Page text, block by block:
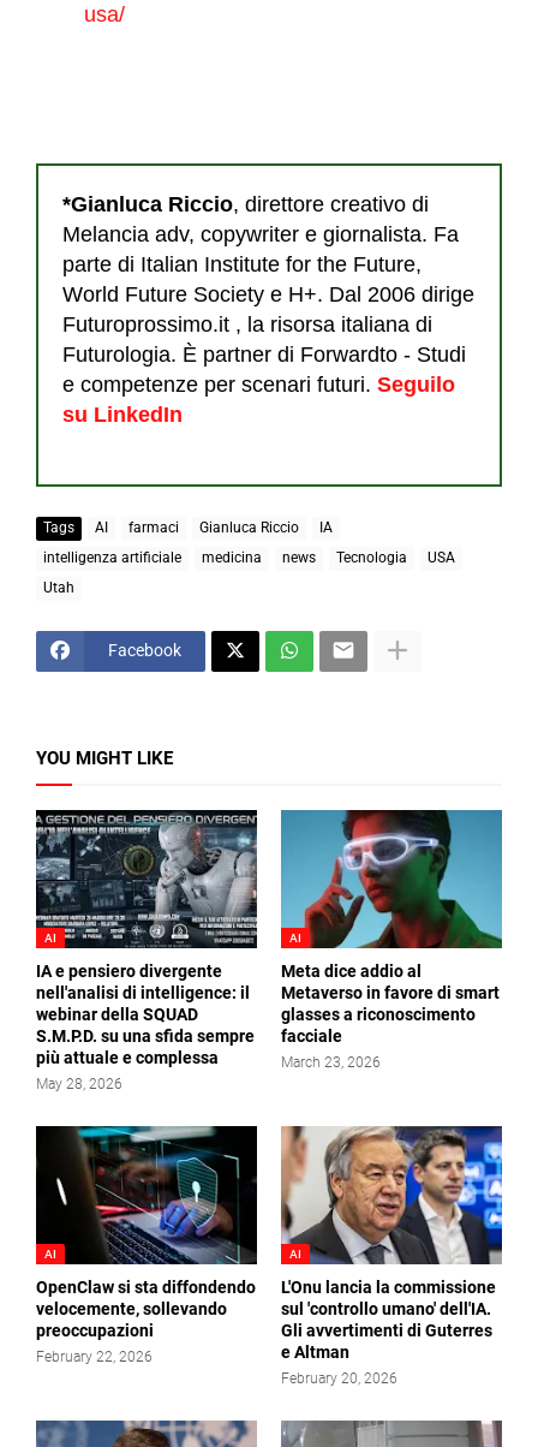
usa/
*Gianluca Riccio, direttore creativo di
Melancia adv, copywriter e giornalista. Fa
parte di Italian Institute for the Future,
World Future Society e H+. Dal 2006 dirige
Futuroprossimo.it , la risorsa italiana di
Futurologia. È partner di Forwardto - Studi
e competenze per scenari futuri.Seguilo
su LinkedIn
Tags AI farmaci Gianluca Riccio
IA
intelligenza artificiale
medicina news Tecnologia
USA
Utah
Facebook
YOU MIGHT LIKE
AI
IA e pensiero divergente
nell'analisi di intelligence: il
webinar della SQUAD
S.M.P.D. su una sfida sempre
più attuale e complessa
May 28, 2026
AI
Meta dice addio al
Metaverso in favore di smart
glasses a riconoscimento
facciale
March 23, 2026
AI
OpenClaw si sta diffondendo
velocemente, sollevando
preoccupazioni
February 22, 2026
AI
L'Onu lancia la commissione
sul 'controllo umano' dell'IA.
Gli avvertimenti di Guterres
e Altman
February 20, 2026